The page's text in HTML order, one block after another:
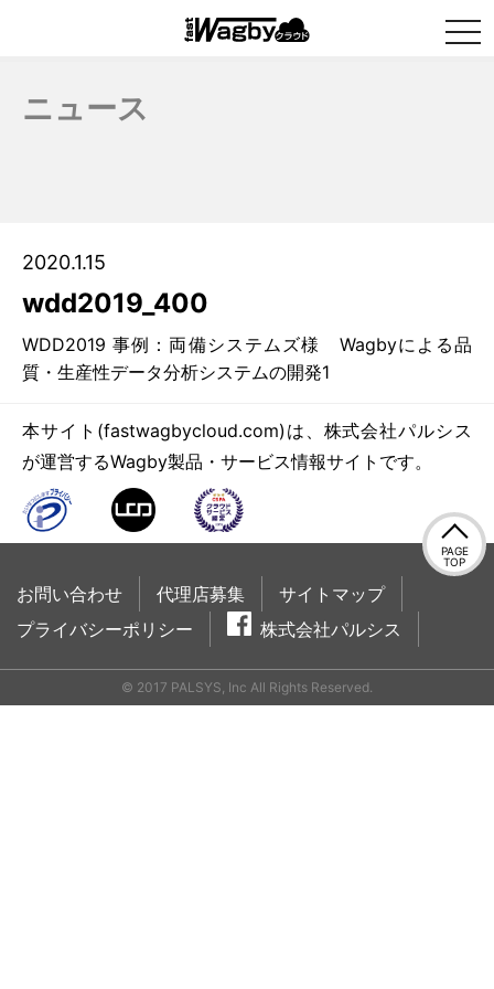
ニュース
2020.1.15
wdd2019_400
WDD2019 事例：両備システムズ様 Wagbyによる品
質・生産性データ分析システムの開発1
本サイト(fastwagbycloud.com)は、株式会社パルシス
が運営するWagby製品・サービス情報サイトです。
お問い合わせ 代理店募集
サイトマップ
プライバシーポリシー
株式会社パルシス
PAGE
TOP
© 2017 PALSYS, Inc All Rights Reserved.